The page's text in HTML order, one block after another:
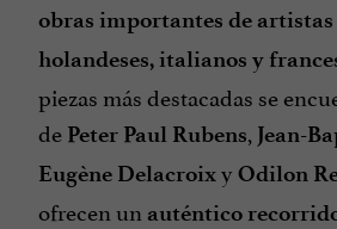
obras importantes de
holandeses, italianos y
piezas más destacadas se
de Peter Paul Rubens, Jean-
Eugène Delacroixy Odilon
ofrecen un auténtico